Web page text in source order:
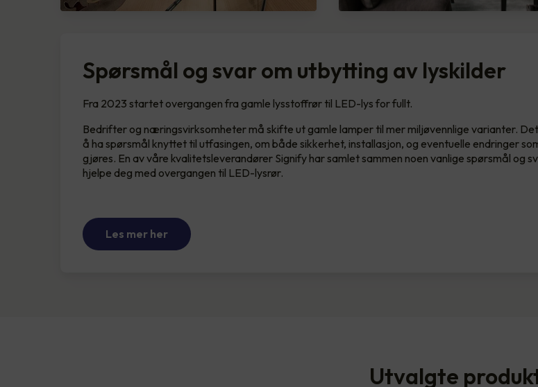
Spørsmål og svar om utbytting av lyskilder
Fra 2023 startet overgangen fra gamle lysstoffrør til LED-lys for fullt.
Bedrifter og næringsvirksomheter må skifte ut gamle lamper til mer miljøvennlige varianter.
å ha spørsmål knyttet til utfasingen, om både sikkerhet, installasjon, og eventuelle endringer
gjøres. En av våre kvalitetsleverandører Signify har samlet sammen noen vanlige spørsmål og
hjelpe deg med overgangen til LED-lysrør.
Les mer her
Utvalgte